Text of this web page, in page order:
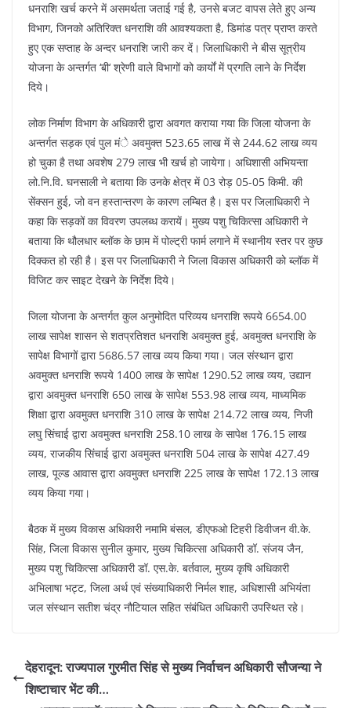
धनराशि खर्च करने में असमर्थता जताई गई है, उनसे बजट वापस लेते हुए अन्य
विभाग, जिनको अतिरिक्त धनराशि की आवश्यकता है, डिमांड पत्र प्राप्त करते
हुए एक सप्ताह के अन्दर धनराशि जारी कर दें। जिलाधिकारी ने बीस सूत्रीय
योजना के अन्तर्गत ‘बी‘ श्रेणी वाले विभागों को कार्यों में प्रगति लाने के निर्देश
दिये।
लोक निर्माण विभाग के अधिकारी द्वारा अवगत कराया गया कि जिला योजना के
अन्तर्गत सड़क एवं पुल मंे अवमुक्त 523.65 लाख में से 244.62 लाख व्यय
हो चुका है तथा अवशेष 279 लाख भी खर्च हो जायेगा। अधिशासी अभियन्ता
लो.नि.वि. घनसाली ने बताया कि उनके क्षेत्र में 03 रोड़ 05-05 किमी. की
सेंक्सन हुई, जो वन हस्तान्तरण के कारण लम्बित है। इस पर जिलाधिकारी ने
कहा कि सड़कों का विवरण उपलब्ध करायें। मुख्य पशु चिकित्सा अधिकारी ने
बताया कि थौलधार ब्लॉक के छाम में पोल्ट्री फार्म लगाने में स्थानीय स्तर पर कुछ
दिक्कत हो रही है। इस पर जिलाधिकारी ने जिला विकास अधिकारी को ब्लॉक में
विजिट कर साइट देखने के निर्देश दिये।
जिला योजना के अन्तर्गत कुल अनुमोदित परिव्यय धनराशि रूपये 6654.00
लाख सापेक्ष शासन से शतप्रतिशत धनराशि अवमुक्त हुई, अवमुक्त धनराशि के
सापेक्ष विभागों द्वारा 5686.57 लाख व्यय किया गया। जल संस्थान द्वारा
अवमुक्त धनराशि रूपये 1400 लाख के सापेक्ष 1290.52 लाख व्यय, उद्यान
द्वारा अवमुक्त धनराशि 650 लाख के सापेक्ष 553.98 लाख व्यय, माध्यमिक
शिक्षा द्वारा अवमुक्त धनराशि 310 लाख के सापेक्ष 214.72 लाख व्यय, निजी
लघु सिंचाई द्वारा अवमुक्त धनराशि 258.10 लाख के सापेक्ष 176.15 लाख
व्यय, राजकीय सिंचाई द्वारा अवमुक्त धनराशि 504 लाख के सापेक्ष 427.49
लाख, पूल्ड आवास द्वारा अवमुक्त धनराशि 225 लाख के सापेक्ष 172.13 लाख
व्यय किया गया।
बैठक में मुख्य विकास अधिकारी नमामि बंसल, डीएफओ टिहरी डिवीजन वी.के.
सिंह, जिला विकास सुनील कुमार, मुख्य चिकित्सा अधिकारी डॉ. संजय जैन,
मुख्य पशु चिकित्सा अधिकारी डॉ. एस.के. बर्तवाल, मुख्य कृषि अधिकारी
अभिलाषा भट्ट, जिला अर्थ एवं संख्याधिकारी निर्मल शाह, अधिशासी अभियंता
जल संस्थान सतीश चंद्र नौटियाल सहित संबंधित अधिकारी उपस्थित रहे।
देहरादून: राज्यपाल गुरमीत सिंह से मुख्य निर्वाचन अधिकारी सौजन्या ने
शिष्टाचार भेंट की…